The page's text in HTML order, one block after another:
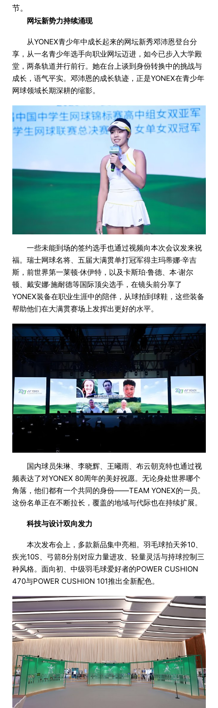
节。
网坛新势力持续涌现
从YONEX青少年中成长起来的网坛新秀邓沛恩登台分
享，从一名青少年选手向职业网坛迈进，如今已步入大学殿
堂，两条轨道并行前行。她在台上谈到身份转换中的挑战与
成长，语气平实。邓沛恩的成长轨迹，正是YONEX在青少年
网球领域长期深耕的缩影。
一些未能到场的签约选手也通过视频向本次会议发来祝
福。瑞士网球名将、五届大满贯单打冠军得主玛蒂娜·辛吉
斯，前世界第一莱顿·休伊特，以及卡斯珀·鲁德、本·谢尔
顿、戴安娜·施耐德等国际顶尖选手，在镜头前分享了
YONEX装备在职业生涯中的陪伴，从球拍到球鞋，这些装备
帮助他们在大满贯赛场上发挥出更好的水平。
国内球员朱琳、李晓辉、王曦雨、布云朝克特也通过视
频表达了对YONEX 80周年的美好祝愿。无论身处世界哪个
角落，他们都有一个共同的身份——TEAM YONEX的一员。
这份名单正在不断拉长，覆盖的地域与代际也在持续扩展。
科技与设计双向发力
本次发布会上，多款新品集中亮相。羽毛球拍天斧10、
疾光10S、弓箭8分别对应力量进攻、轻量灵活与持球控制三
种风格。面向初、中级羽毛球爱好者的POWER CUSHION
470与POWER CUSHION 101推出全新配色。